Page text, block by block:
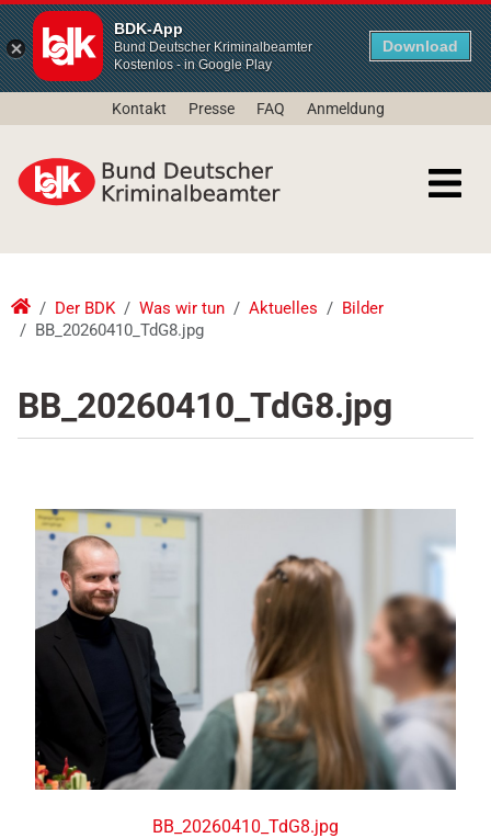
BDK-App
Bund Deutscher Kriminalbeamter
Kostenlos - in Google Play
Download
Kontakt Presse FAQ Anmeldung
Der BDK Was wir tun Aktuelles
Bilder
BB_20260410_TdG8.jpg
BB_20260410_TdG8.jpg
BB_20260410_TdG8.jpg